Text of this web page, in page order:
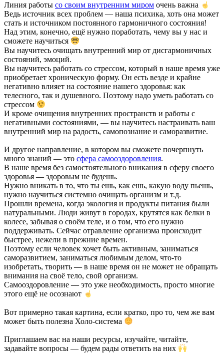
Линия работы со своим внутренним миром очень важна
Ведь источник всех проблем — наша психика, хоть она может
стать и источником постоянного гармоничного состояния!
Над этим, конечно, ещё нужно поработать, чему вы у нас и
сможете научиться
Вы научитесь очищать внутренний мир от дисгармоничных
состояний, эмоций.
Вы научитесь работать со стрессом, который в наше время уже
приобретает хроническую форму. Он есть везде и крайне
негативно влияет на состояние нашего здоровья: как
телесного, так и душевного. Поэтому надо уметь работать со
стрессом
И кроме очищения внутренних пространств и работы с
негативными состояниями, — вы научитесь настраивать ваш
внутренний мир на радость, самопознание и саморазвитие.
И другое направление, в котором вы сможете почерпнуть
много знаний — это сфера самооздоровления.
В наше время без самостоятельного вникания в сферу своего
здоровья — здоровым не будешь.
Нужно вникать в то, что ты ешь, как ешь, какую воду пьешь,
нужно научиться системно очищать организм и т.д.
Прошли времена, когда экология и продукты питания были
натуральными. Люди живут в городах, крутятся как белки в
колесе, забывая о своём теле, и о том, что его нужно
поддерживать. Сейчас отравление организма происходит
быстрее, нежели в прежние времен.
Поэтому если человек хочет быть активным, заниматься
саморазвитием, заниматься любимым делом, что-то
изобретать, творить — в наше время он не может не обращать
внимания на своё тело, свой организм.
Самооздоровление — это уже необходимость, просто многие
этого ещё не осознают
Вот примерно такая картина, если кратко, про то, чем же вам
может быть полезна Холо-система
Приглашаем вас на наши ресурсы, изучайте, читайте,
задавайте вопросы — будем рады ответить на них